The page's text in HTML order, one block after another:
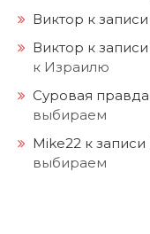
Виктор к записи
Виктор к записи
к Израилю
Суровая правда
выбираем
Mike22 к записи
выбираем